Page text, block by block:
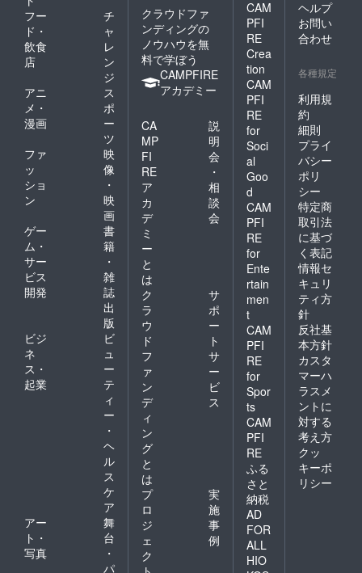
フー
ド・
飲食
店
チ
ャ
レ
ン
ジ
アニ
メ・
漫画
ス
ポ
ー
ツ
ファ
ッ
ショ
ン
映
像
・
映
画
ゲー
ム・
サー
ビス
開発
書
籍
・
雑
誌
出
版
ビジ
ネ
ス・
起業
ビ
ュ
ー
テ
ィ
ー
・
ヘ
ル
ス
ケ
ア
アー
ト・
写真
舞
台
・
パ
クラウドファ
ンディングの
ノウハウを無
料で学ぼう
CAMPFIRE
アカデミー
CA
MP
FI
RE
ア
カ
デ
ミ
ー
と
は
説
明
会
・
相
談
会
ク
ラ
ウ
ド
フ
ァ
ン
デ
ィ
ン
グ
と
は
サ
ポ
ー
ト
サ
ー
ビ
ス
プ
ロ
ジ
ェ
ク
実
施
事
例
CAM
PFI
RE
Crea
tion
CAM
PFI
RE
for
Soci
al
Goo
d
CAM
PFI
RE
for
Ente
rtain
men
t
CAM
PFI
RE
for
Spor
ts
CAM
PFI
RE
ふる
さと
納税
AD
FOR
ALL
HIO
ヘルプ
お問い
合わせ
各種規定
利用規
約
細則
プライ
バシー
ポリ
シー
特定商
取引法
に基づ
く表記
情報セ
キュリ
ティ方
針
反社基
本方針
カスタ
マーハ
ラスメ
ントに
対する
考え方
クッ
キーポ
リシー